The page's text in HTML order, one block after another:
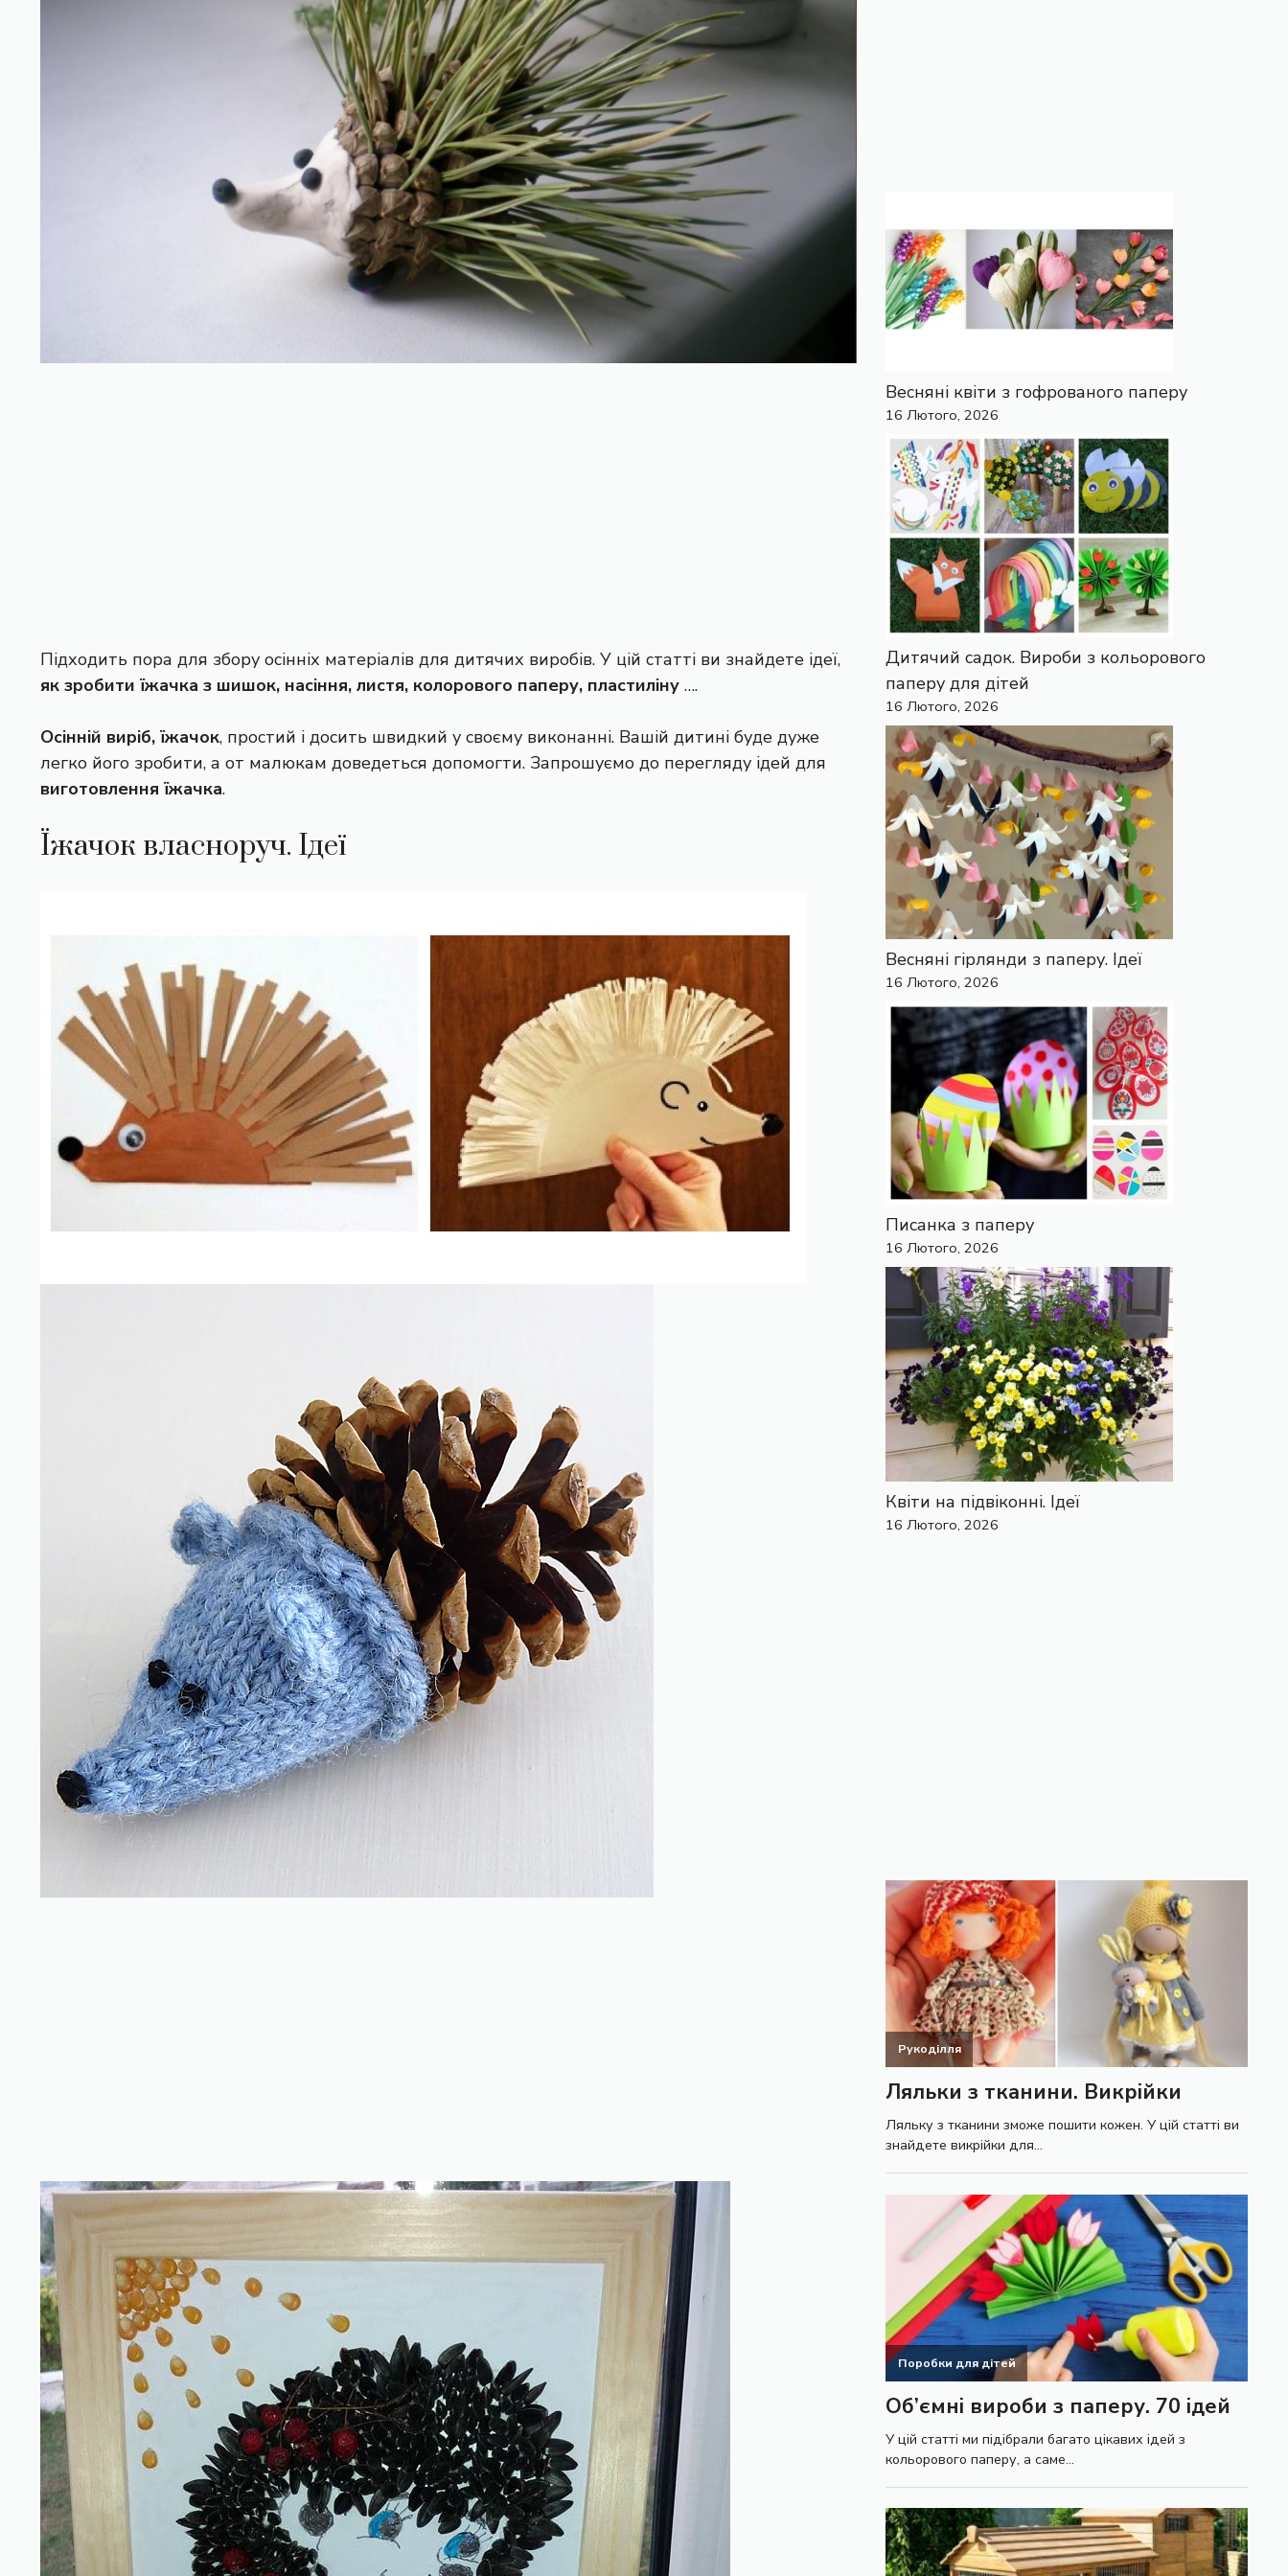
Підходить пора для збору осінніх матеріалів для дитячих виробів. У цій статті ви знайдете ідеї,
як зробити їжачка з шишок, насіння, листя, колорового паперу, пластиліну ….
Осінній виріб, їжачок, простий і досить швидкий у своєму виконанні. Вашій дитині буде дуже
легко його зробити, а от малюкам доведеться допомогти. Запрошуємо до перегляду ідей для
виготовлення їжачка.
Їжачок власноруч. Ідеї
Весняні квіти з гофрованого паперу
16 Лютого, 2026
Дитячий садок. Вироби з кольорового
паперу для дітей
16 Лютого, 2026
Весняні гірлянди з паперу. Ідеї
16 Лютого, 2026
Писанка з паперу
16 Лютого, 2026
Квіти на підвіконні. Ідеї
16 Лютого, 2026